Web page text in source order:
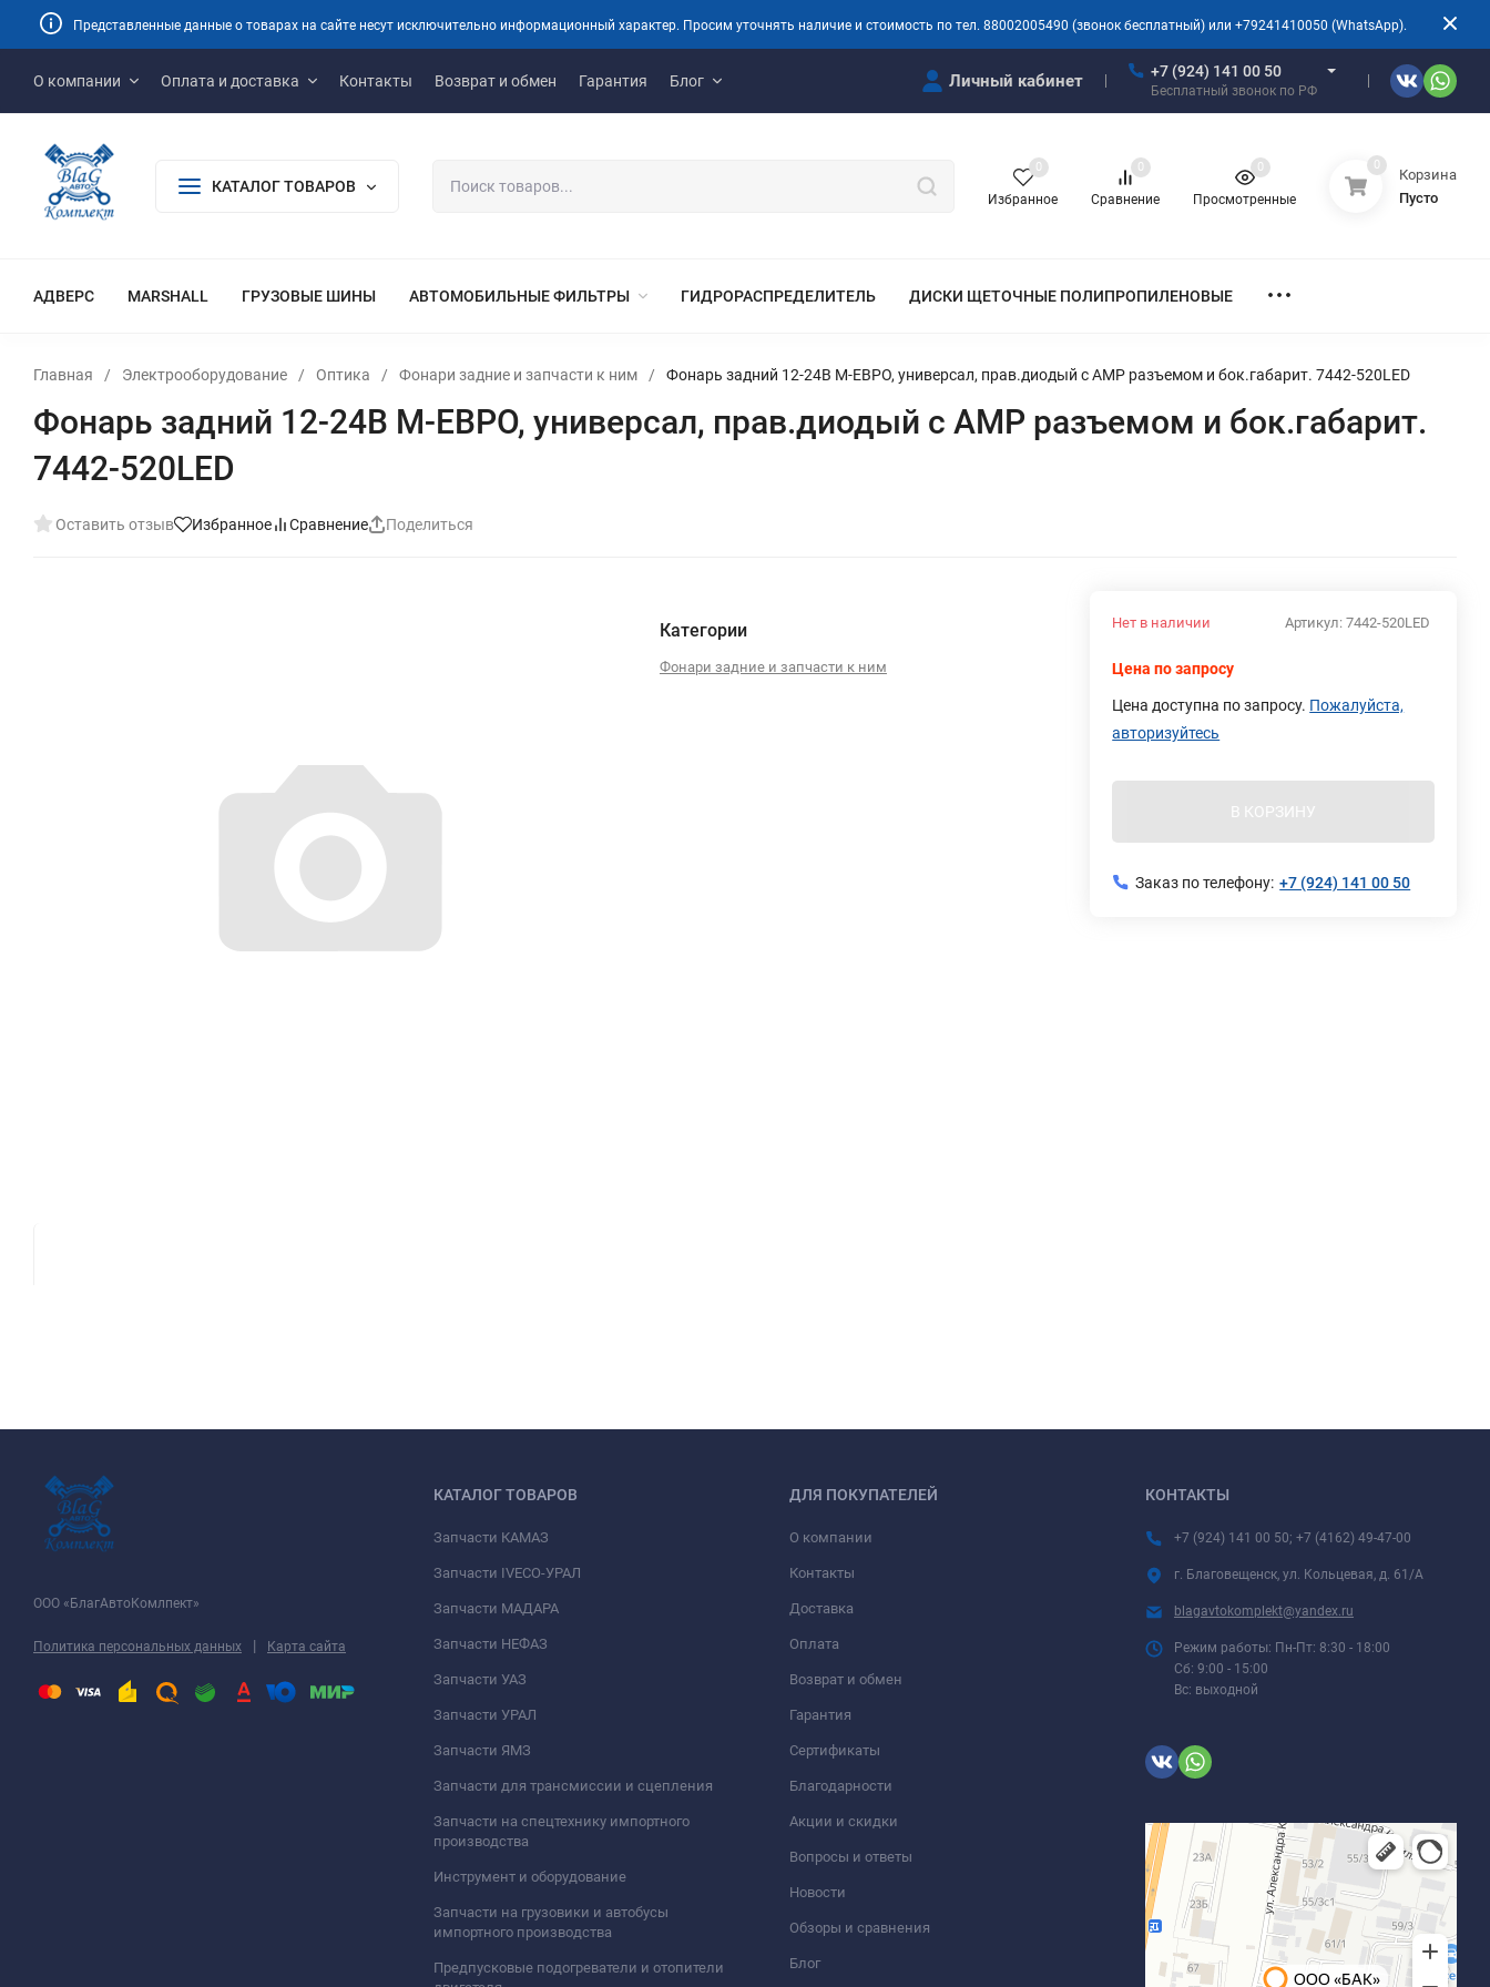
Представленные данные о товарах на сайте несут исключительно информационный характер. Просим уточнять наличие и стоимость по тел. 88002005490 (звонок бесплатный) или +79241410050 (WhatsApp).
О компании Оплата и доставка Контакты Возврат и обмен Гарантия Блог Личный кабинет +7 (924) 141 00 50
Бесплатный звонок по РФ
КАТАЛОГ ТОВАРОВ
Избранное
0
Сравнение
0
Просмотренные
0 0
Корзина
Пусто
АДВЕРС MARSHALL ГРУЗОВЫЕ ШИНЫ АВТОМОБИЛЬНЫЕ ФИЛЬТРЫ ГИДРОРАСПРЕДЕЛИТЕЛЬ ДИСКИ ЩЕТОЧНЫЕ ПОЛИПРОПИЛЕНОВЫЕ
Главная / Электрооборудование / Оптика / Фонари задние и запчасти к ним / Фонарь задний 12-24В М-ЕВРО, универсал, прав.диодый с АМР разъемом и бок.габарит. 7442-520LED
Фонарь задний 12-24В М-ЕВРО, универсал, прав.диодый с АМР разъемом и бок.габарит.
7442-520LED
Оставить отзыв Избранное Сравнение Поделиться
Категории
Фонари задние и запчасти к ним
Артикул: 7442-520LED
Нет в наличии
Цена по запросу
Цена доступна по запросу. Пожалуйста,
авторизуйтесь
В КОРЗИНУ
Заказ по телефону: +7 (924) 141 00 50
ООО «БлагАвтоКомлпект»
Политика персональных данных | Карта сайта
КАТАЛОГ ТОВАРОВ
Запчасти КАМАЗ
Запчасти IVECO-УРАЛ
Запчасти МАДАРА
Запчасти НЕФАЗ
Запчасти УАЗ
Запчасти УРАЛ
Запчасти ЯМЗ
Запчасти для трансмиссии и сцепления
Запчасти на спецтехнику импортного
производства
Инструмент и оборудование
Запчасти на грузовики и автобусы
импортного производства
Предпусковые подогреватели и отопители
ДЛЯ ПОКУПАТЕЛЕЙ
О компании
Контакты
Доставка
Оплата
Возврат и обмен
Гарантия
Сертификаты
Благодарности
Акции и скидки
Вопросы и ответы
Новости
Обзоры и сравнения
Блог
КОНТАКТЫ
+7 (924) 141 00 50; +7 (4162) 49-47-00
г. Благовещенск, ул. Кольцевая, д. 61/А
blagavtokomplekt@yandex.ru
Режим работы: Пн-Пт: 8:30 - 18:00
Сб: 9:00 - 15:00
Вс: выходной